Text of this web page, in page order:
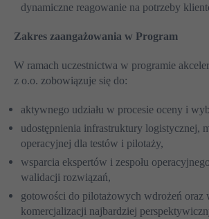
dynamiczne reagowanie na potrzeby
Zakres zaangażowania w Program
W ramach uczestnictwa w programie
z o.o. zobowiązuje się do:
aktywnego udziału w procesie oceny i
udostępnienia infrastruktury logistycznej,
operacyjnej dla testów i pilotaży,
wsparcia ekspertów i zespołu
walidacji rozwiązań,
gotowości do pilotażowych wdrożeń oraz
komercjalizacji najbardziej